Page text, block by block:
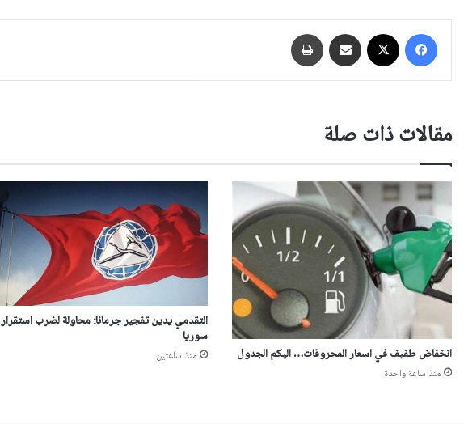
فيسبوك مشاركة عبر البريد
مقالات ذات صلة
انخفاض طفيف في اسعار المحروقات… اليكم الجدول
منذ ساعة واحدة
التقدمي يدين تفجير جرمانا: محاولة لضرب استقرار
سوريا
منذ ساعتين